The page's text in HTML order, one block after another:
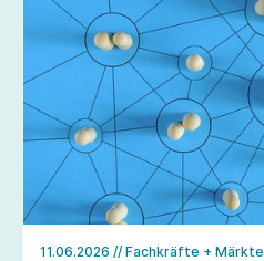
11.06.2026 // Fachkräfte + Märkte